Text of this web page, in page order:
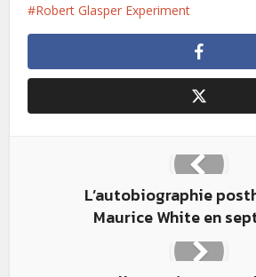
Robert Glasper Experiment
L’autobiographie
Maurice White en